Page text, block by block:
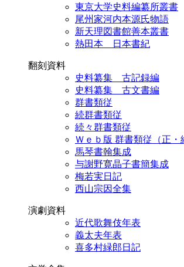
東京大学史料編纂所叢書
尾州家河内本源氏物語
新天理図書館善本叢書
熱田本 日本書紀
翻刻資料
史料纂集 古記録編
史料纂集 古文書編
群書類従
続群書類従
続々群書類従
Ｗｅｂ版 群書類従（正・
馬琴書翰集成
与謝野寛晶子書簡集成
梅若実日記
西山宗因全集
演劇資料
近代歌舞伎年表
義太夫年表
喜多村緑郎日記